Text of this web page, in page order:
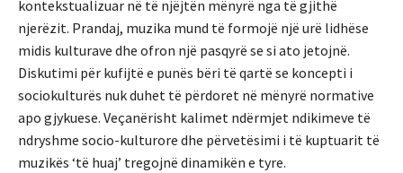
kontekstualizuar në të njëjtën mënyrë nga të gjithë
njerëzit. Prandaj, muzika mund të formojë një urë lidhëse
midis kulturave dhe ofron një pasqyrë se si ato jetojnë.
Diskutimi për kufijtë e punës bëri të qartë se koncepti i
sociokulturës nuk duhet të përdoret në mënyrë normative
apo gjykuese. Veçanërisht kalimet ndërmjet ndikimeve të
ndryshme socio-kulturore dhe përvetësimi i të kuptuarit të
muzikës ‘të huaj’ tregojnë dinamikën e tyre.